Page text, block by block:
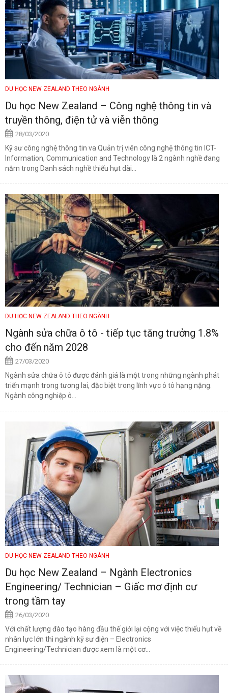
DU HỌC NEW ZEALAND THEO NGÀNH
Du học New Zealand – Công nghệ thông tin và
truyền thông, điện tử và viễn thông
28/03/2020
Kỹ sư công nghệ thông tin va Quản trị viên công nghệ thông tin ICT-
Information, Communication and Technology là 2 ngành nghề đang
nằm trong Danh sách nghề thiếu hụt dài...
DU HỌC NEW ZEALAND THEO NGÀNH
Ngành sửa chữa ô tô - tiếp tục tăng trưởng 1.8%
cho đến năm 2028
27/03/2020
Ngành sửa chữa ô tô được đánh giá là một trong những ngành phát
triển mạnh trong tương lai, đặc biệt trong lĩnh vực ô tô hạng nặng.
Ngành công nghiệp ô...
DU HỌC NEW ZEALAND THEO NGÀNH
Du học New Zealand – Ngành Electronics
Engineering/ Technician – Giấc mơ định cư
trong tầm tay
26/03/2020
Với chất lượng đào tạo hàng đầu thế giới lại cộng với việc thiếu hụt về
nhân lực lớn thì ngành kỹ sư điện – Electronics
Engineering/Technician được xem là một cơ...